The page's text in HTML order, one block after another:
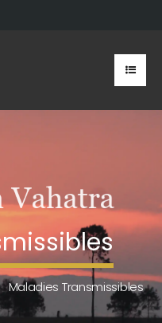
Maladies Transmissibles